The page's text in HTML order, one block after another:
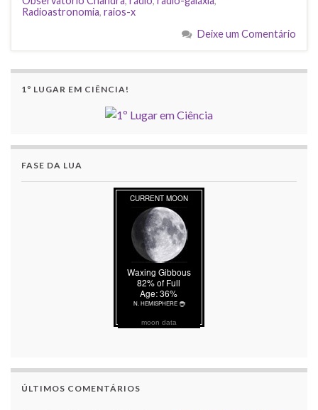
Radioastronomia, raios-x
Deixe um Comentário
1º LUGAR EM CIÊNCIA!
FASE DA LUA
moon data
ÚLTIMOS COMENTÁRIOS